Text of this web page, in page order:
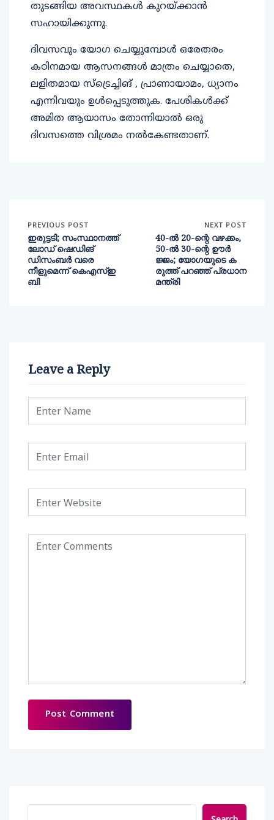
തുടങ്ങിയ അവസ്ഥകൾ കുറയ്ക്കാൻ
സഹായിക്കുന്നു.
ദിവസവും യോഗ ചെയ്യുമ്പോൾ ഒരേതരം
കഠിനമായ ആസനങ്ങൾ മാത്രം ചെയ്യാതെ,
ലളിതമായ സ്ട്രെച്ചിങ് , പ്രാണായാമം, ധ്യാനം
എന്നിവയും ഉൾപ്പെടുത്തുക. പേശികൾക്ക്
അമിത ആയാസം തോന്നിയാൽ ഒരു
ദിവസത്തെ വിശ്രമം നൽകേണ്ടതാണ്.
PREVIOUS POST
ഇരുട്ടടി; സംസ്ഥാനത്ത്
ലോഡ് ഷെഡിങ്
ഡിസംബർ വരെ
നീളുമെന്ന് കെഎസ്ഇ
ബി
NEXT POST
40-ൽ 20-ന്റെ വഴക്കം,
50-ൽ 30-ന്റെ ഊർ
ജ്ജം; യോഗയുടെ ക
രുത്ത് പറഞ്ഞ് പ്രധാന
മന്ത്രി
Leave a Reply